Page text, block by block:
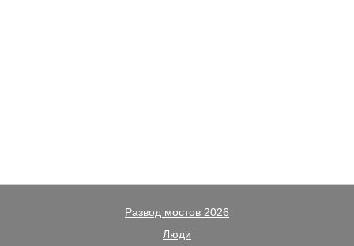
Развод мостов 2026
Люди